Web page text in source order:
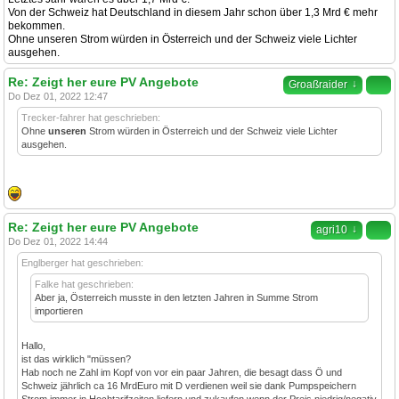
Von der Schweiz hat Deutschland in diesem Jahr schon über 1,3 Mrd € mehr
bekommen.
Ohne unseren Strom würden in Österreich und der Schweiz viele Lichter
ausgehen.
Groaßraider ↓
Re: Zeigt her eure PV Angebote
Do Dez 01, 2022 12:47
Trecker-fahrer hat geschrieben:
Ohne unseren Strom würden in Österreich und der Schweiz viele Lichter
ausgehen.
agri10 ↓
Re: Zeigt her eure PV Angebote
Do Dez 01, 2022 14:44
Englberger hat geschrieben:
Falke hat geschrieben:
Aber ja, Österreich musste in den letzten Jahren in Summe Strom
importieren
Hallo,
ist das wirklich "müssen?
Hab noch ne Zahl im Kopf von vor ein paar Jahren, die besagt dass Ö und
Schweiz jährlich ca 16 MrdEuro mit D verdienen weil sie dank Pumpspeichern